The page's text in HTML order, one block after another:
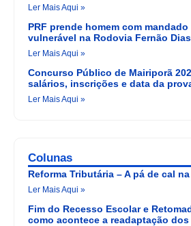
Ler Mais Aqui »
PRF prende homem com
vulnerável na Rodovia Fernão
Ler Mais Aqui »
Concurso Público de Mairiporã
salários, inscrições e data da
Ler Mais Aqui »
Colunas
Reforma Tributária – A pá de cal
Ler Mais Aqui »
Fim do Recesso Escolar e
como acontece a readaptação